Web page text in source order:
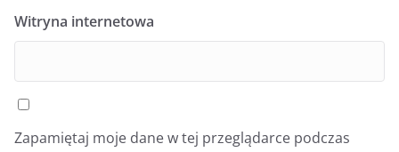
Witryna internetowa
Zapamiętaj moje dane w tej przeglądarce podczas